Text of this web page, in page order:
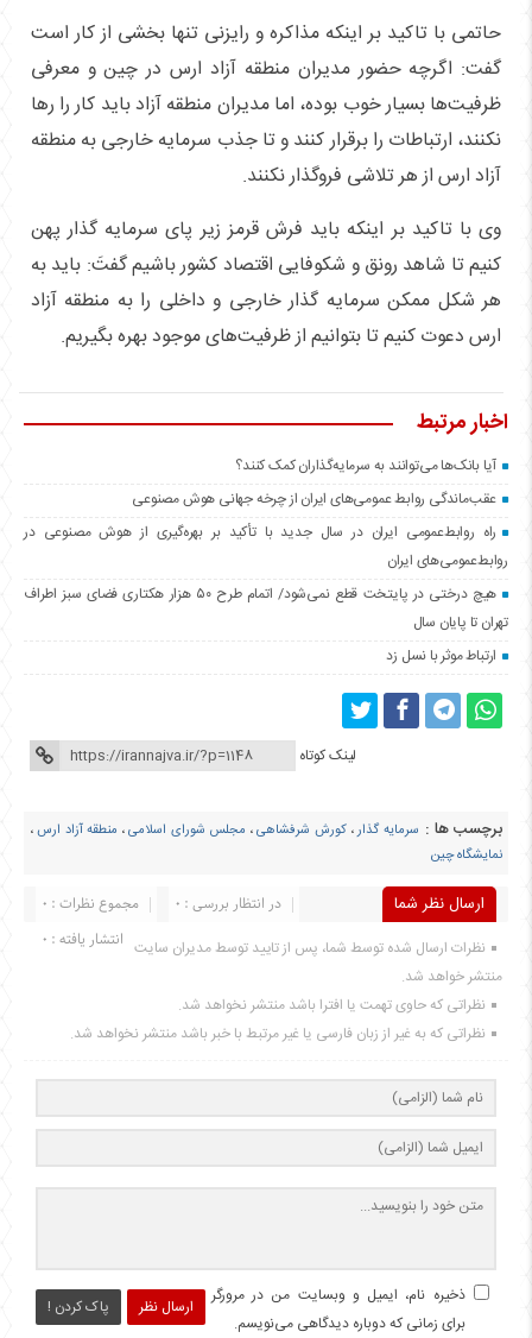
حاتمی با تاکید بر اینکه مذاکره و رایزنی تنها بخشی از کار است
گفت: اگرچه حضور مدیران منطقه آزاد ارس در چین و معرفی
ظرفیت‌ها بسیار خوب بوده، اما مدیران منطقه آزاد باید کار را رها
نکنند، ارتباطات را برقرار کنند و تا جذب سرمایه خارجی به منطقه
آزاد ارس از هر تلاشی فروگذار نکنند.
وی با تاکید بر اینکه باید فرش قرمز زیر پای سرمایه گذار پهن
کنیم تا شاهد رونق و شکوفایی اقتصاد کشور باشیم گفتَ: باید به
هر شکل ممکن سرمایه گذار خارجی و داخلی را به منطقه آزاد
ارس دعوت کنیم تا بتوانیم از ظرفیت‌های موجود بهره بگیریم.
اخبار مرتبط
آیا بانک‌ها می‌توانند به سرمایه‌گذاران کمک کنند؟
عقب‌ماندگی روابط عمومی‌های ایران از چرخه جهانی هوش مصنوعی
راه روابط‌عمومی ایران در سال جدید با تأکید بر بهره‌گیری از هوش مصنوعی در
روابط‌عمومی‌های ایران
هیچ درختی در پایتخت قطع نمی‌شود/ اتمام طرح ۵۰ هزار هکتاری فضای سبز اطراف
تهران تا پایان سال
ارتباط موثر با نسل زد
لینک کوتاه
برچسب ها : سرمایه گذار،کورش شرفشاهی، مجلس شورای اسلامی، منطقه آزاد ارس،
نمایشگاه چین
ارسال نظر شما مجموع نظرات : 0
در انتظار بررسی : 0
انتشار یافته : 0 نظرات ارسال شده توسط شما، پس از تایید توسط مدیران سایت
منتشر خواهد شد.
نظراتی که حاوی تهمت یا افترا باشد منتشر نخواهد شد.
نظراتی که به غیر از زبان فارسی یا غیر مرتبط با خبر باشد منتشر نخواهد شد.
ارسال نظر پاک کردن !
ذخیره نام، ایمیل و وبسایت من در مرورگر
برای زمانی که دوباره دیدگاهی می‌نویسم.